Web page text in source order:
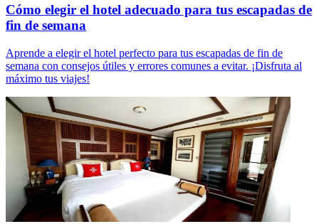
Cómo elegir el hotel adecuado para tus escapadas de
fin de semana
Aprende a elegir el hotel perfecto para tus escapadas de fin de
semana con consejos útiles y errores comunes a evitar. ¡Disfruta al
máximo tus viajes!